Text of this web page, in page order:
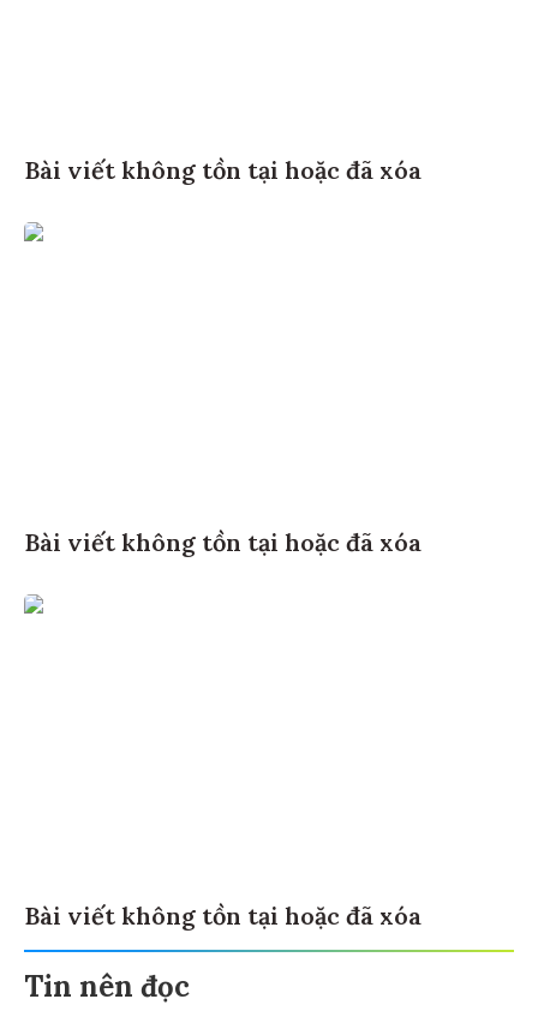
Bài viết không tồn tại hoặc đã xóa
Bài viết không tồn tại hoặc đã xóa
Bài viết không tồn tại hoặc đã xóa
Tin nên đọc